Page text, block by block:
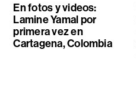
En fotos y videos:
Lamine Yamal por
primera vez en
Cartagena, Colombia